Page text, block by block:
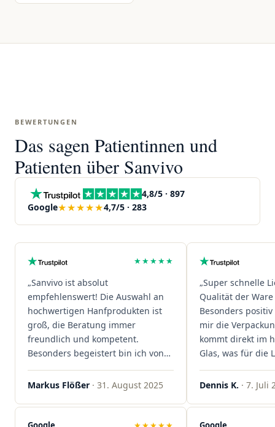
BEWERTUNGEN
Das sagen Patientinnen und
Patienten über Sanvivo
4,8/5 · 897
Google★★★★★4,7/5 · 283
★★★★★
„Sanvivo ist absolut
empfehlenswert! Die Auswahl an
hochwertigen Hanfprodukten ist
groß, die Beratung immer
freundlich und kompetent.
Besonders begeistert bin ich von
der schnellen Rezeptannahme –
alles läuft unkompliziert und
sind extrem zügig, was mir jedes
Mal viel Zeit spart. Man merkt,
Markus Flößer · 31. August 2025
„Super schnelle
Qualität der
Besonders
mir die
kommt direkt im
Glas, was für die
ist. Ich bestelle
wieder!"
Dennis K. · 7. Juli